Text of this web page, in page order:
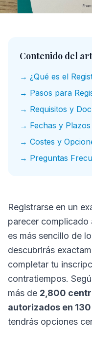
Contenido del
→ ¿Qué es el
→ Pasos para
→ Requisitos y
→ Fechas y
→ Costes y
→ Preguntas
Registrarse en un
parecer complicado
es más sencillo de
descubrirás
completar tu
contratiempos.
más de 2,800
autorizados en
tendrás opciones